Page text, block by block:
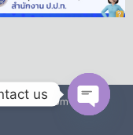
รับทำ
us